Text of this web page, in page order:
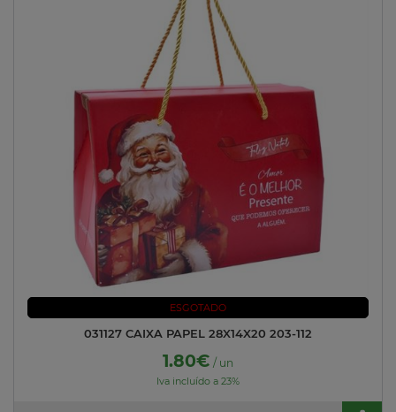
ESGOTADO
031127 CAIXA PAPEL 28X14X20 203-112
1.80€ / un
Iva incluído a 23%